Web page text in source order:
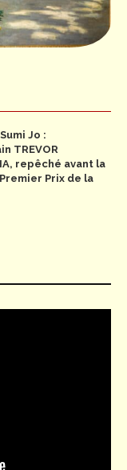
Jo :
TREVOR
repêché avant la
Prix de la